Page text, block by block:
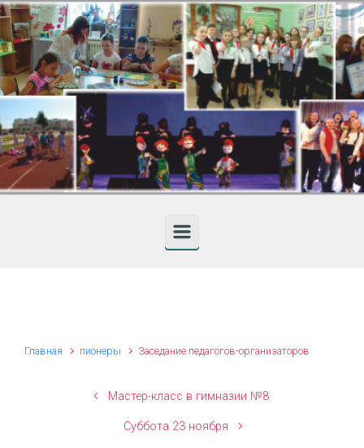
Skip to main content
Главная пионеры Заседание педагогов-организаторов
Мастер-класс в гимназии №8
Суббота 23 ноября